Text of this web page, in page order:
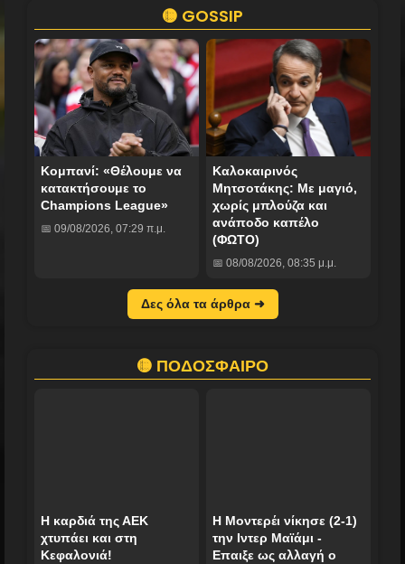
🟡 GOSSIP
Κομπανί: «Θέλουμε να
κατακτήσουμε το
Champions League»
📅 09/08/2026, 07:29 π.μ.
Καλοκαιρινός
Μητσοτάκης: Με μαγιό,
χωρίς μπλούζα και
ανάποδο καπέλο
(ΦΩΤΟ)
📅 08/08/2026, 08:35 μ.μ.
Δες όλα τα άρθρα ➜
🟡 ΠΟΔΟΣΦΑΙΡΟ
Η καρδιά της ΑΕΚ
χτυπάει και στη
Κεφαλονιά!
Η Μοντερέι νίκησε (2-1)
την Ιντερ Μαϊάμι -
Επαιξε ως αλλαγή ο